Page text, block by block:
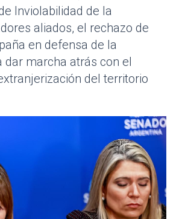
Inviolabilidad de la
aliados, el rechazo de
en defensa de la
dar marcha atrás con el
del territorio